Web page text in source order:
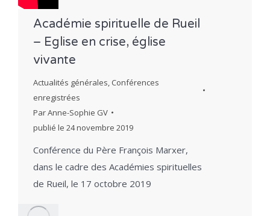
Académie spirituelle de Rueil
– Eglise en crise, église
vivante
Actualités générales Conférences
enregistrées
ParAnne-Sophie GV
publié le 24 novembre 2019
Conférence du Père François Marxer,
dans le cadre des Académies spirituelles
de Rueil, le 17 octobre 2019